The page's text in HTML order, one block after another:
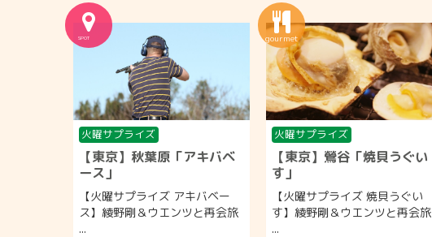
火曜サプライズ
【東京】秋葉原「アキバベ
ース」
【火曜サプライズ アキバベー
ス】綾野剛＆ウエンツと再会旅
...
火曜サプライズ
【東京】鶯谷「焼貝うぐい
す」
【火曜サプライズ 焼貝うぐい
す】綾野剛＆ウエンツと再会旅
...